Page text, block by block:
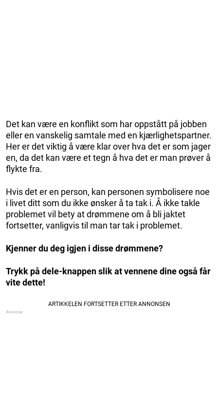
Det kan være en konflikt som har oppstått på jobben
eller en vanskelig samtale med en kjærlighetspartner.
Her er det viktig å være klar over hva det er som jager
en, da det kan være et tegn å hva det er man prøver å
flykte fra.
Hvis det er en person, kan personen symbolisere noe
i livet ditt som du ikke ønsker å ta tak i. Å ikke takle
problemet vil bety at drømmene om å bli jaktet
fortsetter, vanligvis til man tar tak i problemet.
Kjenner du deg igjen i disse drømmene?
Trykk på dele-knappen slik at vennene dine også får
vite dette!